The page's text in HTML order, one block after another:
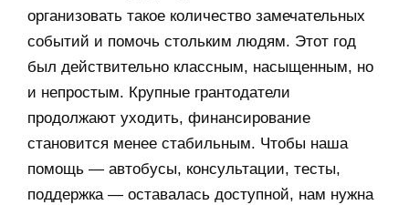
организовать такое количество замечательных
событий и помочь стольким людям. Этот год
был действительно классным, насыщенным, но
и непростым. Крупные грантодатели
продолжают уходить, финансирование
становится менее стабильным. Чтобы наша
помощь — автобусы, консультации, тесты,
поддержка — оставалась доступной, нам нужна